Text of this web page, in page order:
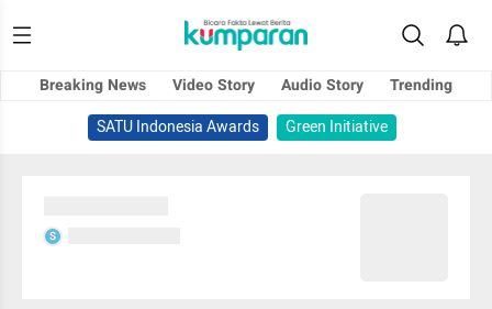
Breaking News Video Story Audio Story
Trending
SATU Indonesia Awards
Green Initiative
S